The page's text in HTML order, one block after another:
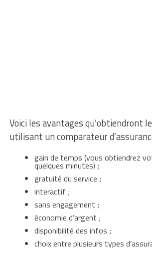
Voici les avantages qu’obtiendront
utilisant un comparateur
gain de temps (vous obtiendrez
quelques minutes) ;
gratuité du service ;
interactif ;
sans engagement ;
économie d’argent ;
disponibilité des infos ;
choix entre plusieurs types